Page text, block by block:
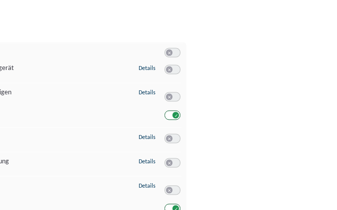
Details zu Speichern von oder Zugriff auf Informationen auf einem Endgerät
Details zu Verwendung reduzierter Daten zur Auswahl von Werbeanzeigen
Details zu Erstellung von Profilen für personalisierte Werbung
Details zu Verwendung von Profilen zur Auswahl personalisierter Werbung
Details zu Messung der Werbeleistung